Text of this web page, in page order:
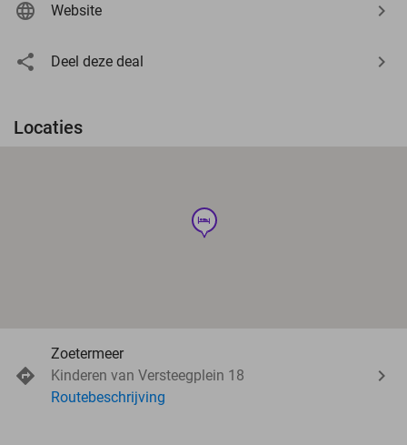
Website
Deel deze deal
Locaties
hotel
Zoetermeer
Kinderen van Versteegplein 18
Routebeschrijving